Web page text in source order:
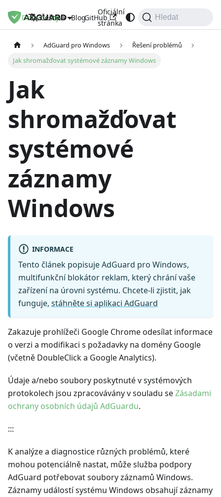
Dokumenty Blog
Oficiální
stránka
Čeština GitHub Hledat
AdGuard pro Windows
Řešení problémů
Jak shromažďovat systémové záznamy Windows
Jak
shromažďovat
systémové
záznamy
Windows
INFORMACE
Tento článek popisuje AdGuard pro Windows,
multifunkční blokátor reklam, který chrání vaše
zařízení na úrovni systému. Chcete-li zjistit, jak
funguje, stáhněte si aplikaci AdGuard
Zakazuje prohlížeči Google Chrome odesílat informace
o verzi a modifikaci s požadavky na domény Google
(včetně DoubleClick a Google Analytics).
Údaje a/nebo soubory poskytnuté v systémových
protokolech jsou zpracovávány v souladu seZásadami
ochrany osobních údajů AdGuardu.
:::
K analýze a diagnostice různých problémů, které
mohou potenciálně nastat, může služba podpory
AdGuard potřebovat soubory záznamů Windows.
Záznamy událostí systému Windows obsahují záznamy